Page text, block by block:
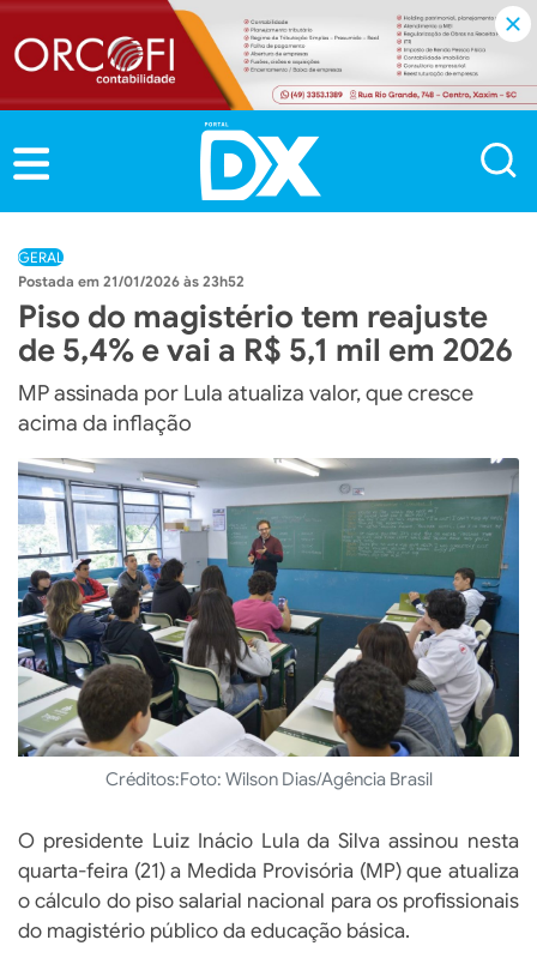
GERAL
21/01/2026 às 23h52
Piso do magistério tem reajuste
de 5,4% e vai a R$ 5,1 mil em 2026
MP assinada por Lula atualiza valor, que cresce
acima da inflação
Créditos:Foto: Wilson Dias/Agência Brasil
O presidente Luiz Inácio Lula da Silva assinou nesta
quarta-feira (21) a Medida Provisória (MP) que atualiza
o cálculo do piso salarial nacional para os profissionais
do magistério público da educação básica.